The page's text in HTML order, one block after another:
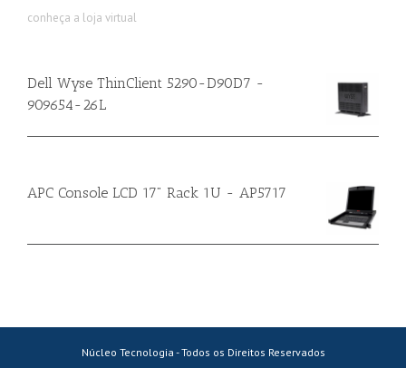
conheça a loja virtual
Dell Wyse ThinClient 5290-D90D7 -
909654-26L
APC Console LCD 17" Rack 1U - AP5717
Núcleo Tecnologia - Todos os Direitos Reservados